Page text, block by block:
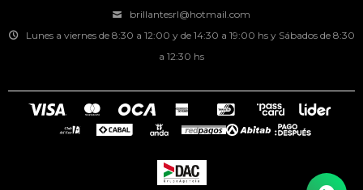
brillantesrl@hotmail.com
Lunes a viernes de 8:30 a 12:00 y de 14:30 a 19:00 hs y Sábados de 8:30
a 12:30 hs